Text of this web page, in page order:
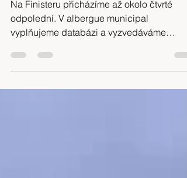
2024
Na Finisteru přicházíme až okolo čtvrté
vyplňujeme databázi a vyzvedáváme
certifikát o absolvování poutě...